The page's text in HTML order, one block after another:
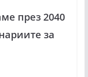
през 2040
за